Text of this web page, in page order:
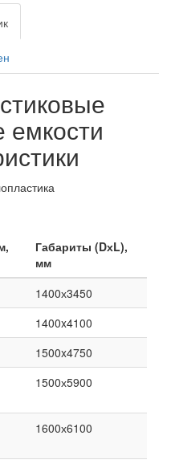
Габариты (DхL),
мм
1400х3450
1400x4100
1500x4750
1500х5900
1600х6100